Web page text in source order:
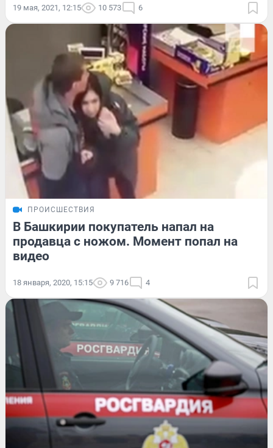
19 мая, 2021, 12:15 10 573 6
ПРОИСШЕСТВИЯ
В Башкирии покупатель напал на
продавца с ножом. Момент попал на
видео
18 января, 2020, 15:15 9 716 4